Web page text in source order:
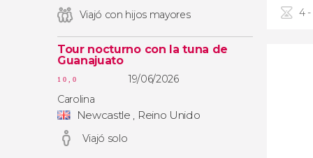
Viajó con hijos mayores
Tour nocturno con la tuna de
Guanajuato
10,0
19/06/2026
Carolina
Newcastle , Reino Unido
Viajó solo
4 -